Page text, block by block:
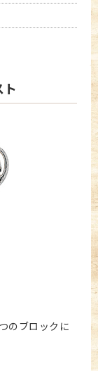
のブロックに